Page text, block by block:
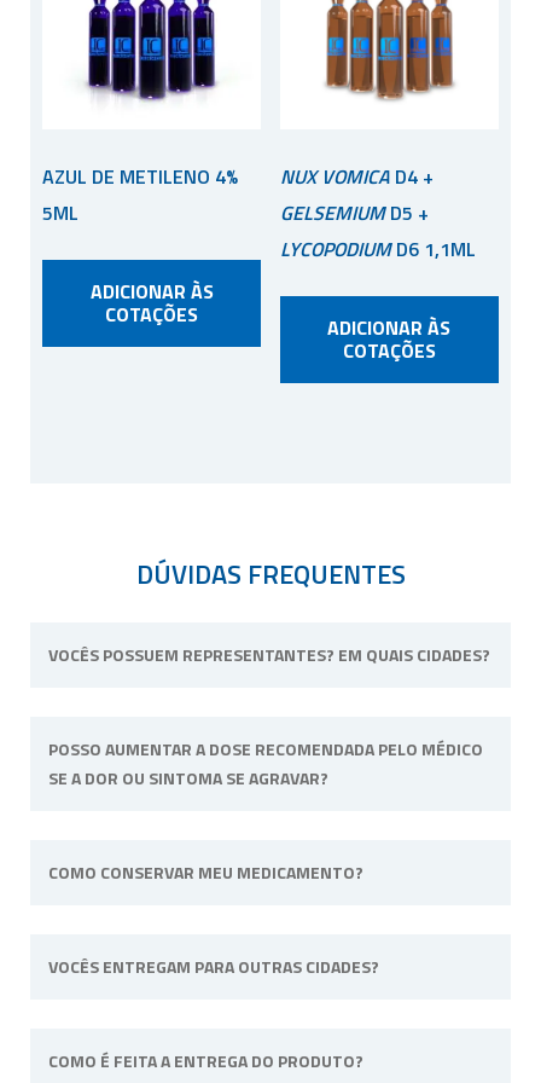
AZUL DE METILENO 4%
5ML
ADICIONAR ÀS
COTAÇÕES
NUX VOMICAD4 +
GELSEMIUMD5 +
LYCOPODIUMD6 1,1ML
ADICIONAR ÀS
COTAÇÕES
DÚVIDAS FREQUENTES
VOCÊS POSSUEM REPRESENTANTES? EM QUAIS CIDADES?
unidade física fica situada em Ribeirão Preto,
interior de São Paulo.
POSSO AUMENTAR A DOSE RECOMENDADA PELO MÉDICO
SE A DOR OU SINTOMA SE AGRAVAR?
acompanha para alterar a dose ou posologia
COMO CONSERVAR MEU MEDICAMENTO?
a fórmula tiver uma necessidade específica irá
VOCÊS ENTREGAM PARA OUTRAS CIDADES?
do território nacional.
COMO É FEITA A ENTREGA DO PRODUTO?